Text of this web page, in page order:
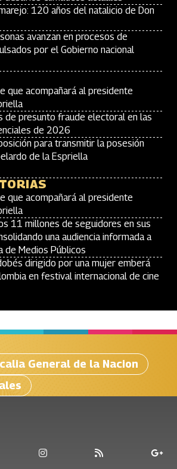
120 años del natalicio de Don
avanzan en procesos de
por el Gobierno nacional
que acompañará al presidente
de presunto fraude electoral en las
de 2026
para transmitir la posesión
de la Espriella
que acompañará al presidente
11 millones de seguidores en sus
una audiencia informada a
de Medios Públicos
dirigido por una mujer emberá
en festival internacional de cine
General de la Nacion